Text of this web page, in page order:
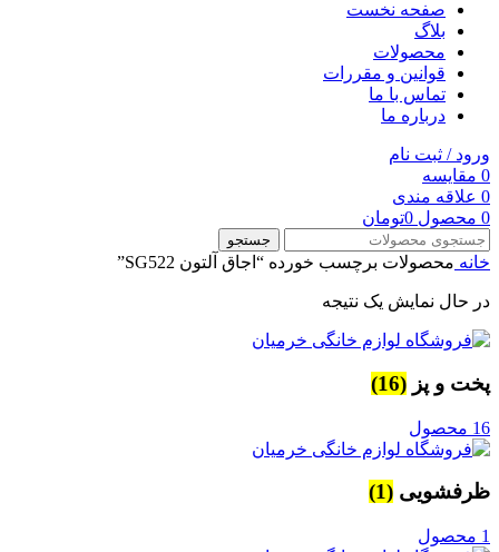
صفحه نخست
بلاگ
محصولات
قوانین و مقررات
تماس با ما
درباره ما
ورود / ثبت نام
0 مقایسه
0 علاقه مندی
0 محصول 0تومان
جستجو
خانه محصولات برچسب خورده “اجاق آلتون SG522”
در حال نمایش یک نتیجه
پخت و پز (16)
16 محصول
ظرفشویی (1)
1 محصول